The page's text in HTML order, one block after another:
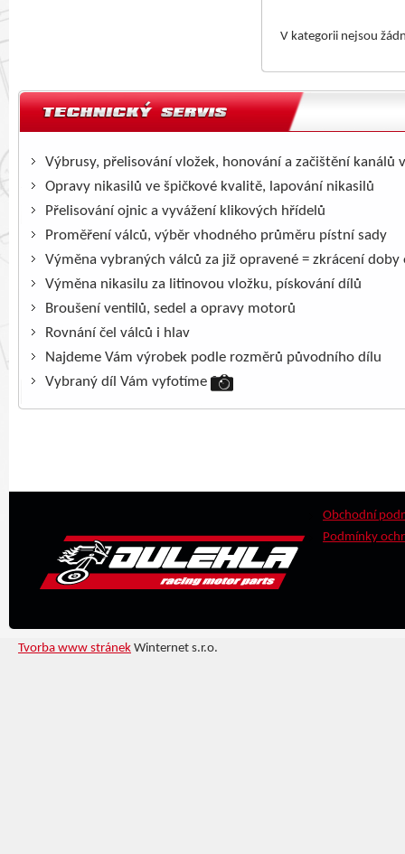
V kategorii nejsou
Výbrusy, přelisování vložek, honování a začištění kanálů
Opravy nikasilů ve špičkové kvalitě, lapování nikasilů
Přelisování ojnic a vyvážení klikových hřídelů
Proměření válců, výběr vhodného průměru pístní sady
Výměna vybraných válců za již opravené = zkrácení doby
Výměna nikasilu za litinovou vložku, pískování dílů
Broušení ventilů, sedel a opravy motorů
Rovnání čel válců i hlav
Najdeme Vám výrobek podle rozměrů původního dílu
Vybraný díl Vám vyfotíme
Obchodní
Podmínky
Tvorba www stránek Winternet s.r.o.